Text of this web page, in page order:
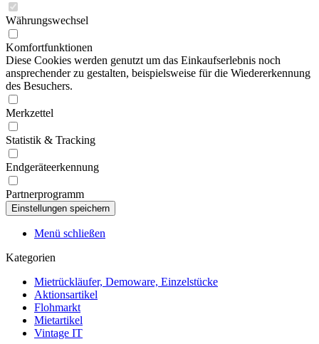
Währungswechsel
Komfortfunktionen
Diese Cookies werden genutzt um das Einkaufserlebnis noch
ansprechender zu gestalten, beispielsweise für die Wiedererkennung
des Besuchers.
Merkzettel
Statistik & Tracking
Endgeräteerkennung
Partnerprogramm
Menü schließen
Kategorien
Mietrückläufer, Demoware, Einzelstücke
Aktionsartikel
Flohmarkt
Mietartikel
Vintage IT